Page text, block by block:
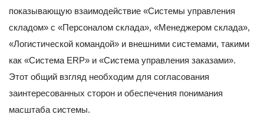
показывающую взаимодействие «Системы управления
складом» с «Персоналом склада», «Менеджером склада»,
«Логистической командой» и внешними системами, такими
как «Система ERP» и «Система управления заказами».
Этот общий взгляд необходим для согласования
заинтересованных сторон и обеспечения понимания
масштаба системы.